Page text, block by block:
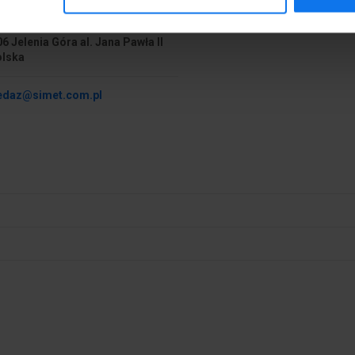
Przekrój przyłączanego
Jelenia Góra al. Jana Pawła II